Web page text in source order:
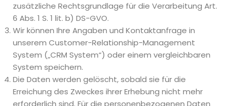
zusätzliche Rechtsgrundlage für die Verarbeitung Art.
6 Abs. 1 S. 1 lit. b) DS-GVO.
Wir können Ihre Angaben und Kontaktanfrage in
unserem Customer-Relationship-Management
System („CRM System“) oder einem vergleichbaren
System speichern.
Die Daten werden gelöscht, sobald sie für die
Erreichung des Zweckes ihrer Erhebung nicht mehr
erforderlich sind. Für die personenbezogenen Daten